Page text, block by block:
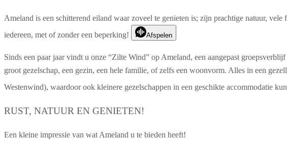
Ameland is een schitterend eiland waar zoveel te genieten is; zijn prachtige natuur,
iedereen, met of zonder een beperking!
Afspelen
Sinds een paar jaar vindt u onze “Zilte Wind” op Ameland, een aangepast
groot gezelschap, een gezin, een hele familie, of zelfs een woonvorm. Alles in een
Westenwind), waardoor ook kleinere gezelschappen in een geschikte accommodatie
RUST, NATUUR EN GENIETEN!
Een kleine impressie van wat Ameland u te bieden heeft!